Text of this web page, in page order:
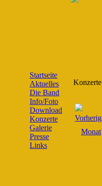
Startseite
Aktuelles
Die Band
Info/Foto
Download
Konzerte
Galerie
Presse
Links
Konzerte